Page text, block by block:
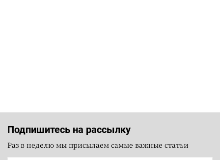
Подпишитесь на рассылку
Раз в неделю мы присылаем самые важные статьи